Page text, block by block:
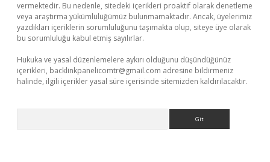
vermektedir. Bu nedenle, sitedeki içerikleri proaktif olarak denetleme
veya araştırma yükümlülüğümüz bulunmamaktadır. Ancak, üyelerimiz
yazdıkları içeriklerin sorumluluğunu taşımakta olup, siteye üye olarak
bu sorumluluğu kabul etmiş sayılırlar.
Hukuka ve yasal düzenlemelere aykırı olduğunu düşündüğünüz
içerikleri, backlinkpanelicomtr@gmail.com adresine bildirmeniz
halinde, ilgili içerikler yasal süre içerisinde sitemizden kaldırılacaktır.